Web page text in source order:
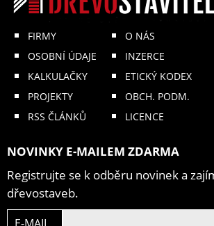
FIRMY
OSOBNÍ ÚDAJE
KALKULAČKY
PROJEKTY
RSS ČLÁNKŮ
O NÁS
INZERCE
ETICKÝ KODEX
OBCH. PODM.
LICENCE
NOVINKY E-MAILEM ZDARMA
Registrujte se k odběru novinek a
dřevostaveb.